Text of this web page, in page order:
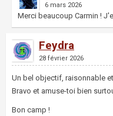
6 mars 2026
Merci beaucoup Carmin !
Feydra
28 février 2026
Un bel objectif, raisonnable
Bravo et amuse-toi bien
Bon camp !